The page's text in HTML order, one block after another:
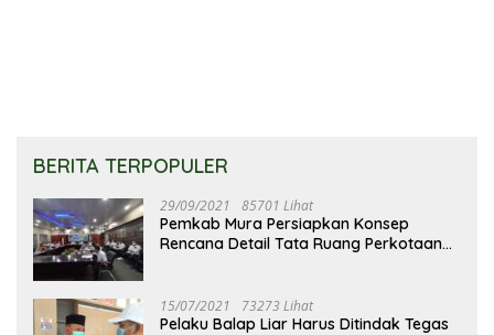
BERITA TERPOPULER
29/09/2021 85701 Lihat
Pemkab Mura Persiapkan Konsep
Rencana Detail Tata Ruang Perkotaan
15/07/2021 73273 Lihat
Pelaku Balap Liar Harus Ditindak Tegas